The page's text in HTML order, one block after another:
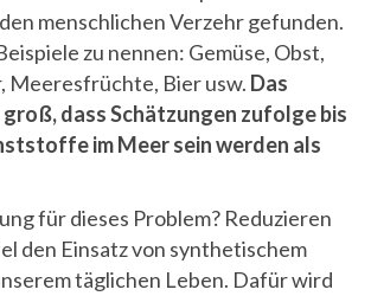
menschlichen Verzehr gefunden.
zu nennen: Gemüse, Obst,
Meeresfrüchte, Bier usw. Das
dass Schätzungen zufolge bis
im Meer sein werden als
für dieses Problem? Reduzieren
den Einsatz von synthetischem
täglichen Leben. Dafür wird